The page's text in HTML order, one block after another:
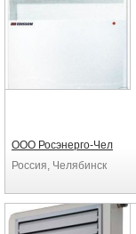
ООО Росэнерго-Чел
Россия, Челябинск